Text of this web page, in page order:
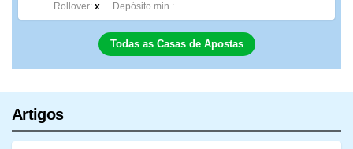
x
Rollover Depósito min.
Todas as Casas de Apostas
Artigos